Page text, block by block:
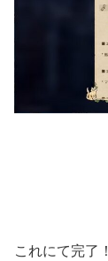
これにて完了！